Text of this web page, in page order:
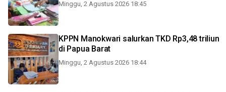
Minggu, 2 Agustus 2026 18:45
KPPN Manokwari salurkan TKD Rp3,48 triliun
di Papua Barat
Minggu, 2 Agustus 2026 18:44